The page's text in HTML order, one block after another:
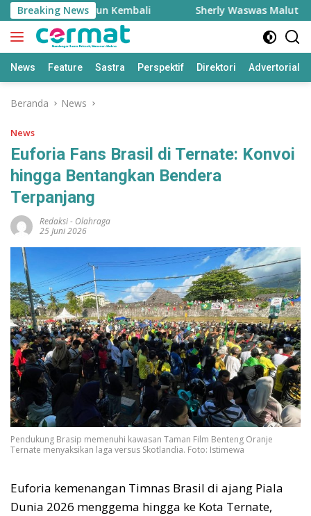
Langsung
ke
konten
Breaking News
Kini Dibangun Kembali Sherly Waswas Malut
News Feature Sastra Perspektif Direktori Advertorial
Beranda News
News
Euforia Fans Brasil di Ternate: Konvoi
hingga Bentangkan Bendera
Terpanjang
Redaksi- Olahraga
25 Juni 2026
Pendukung Brasip memenuhi kawasan Taman Film Benteng Oranje
Ternate menyaksikan laga versus Skotlandia. Foto: Istimewa
Euforia kemenangan Timnas Brasil di ajang Piala
Dunia 2026 menggema hingga ke Kota Ternate,